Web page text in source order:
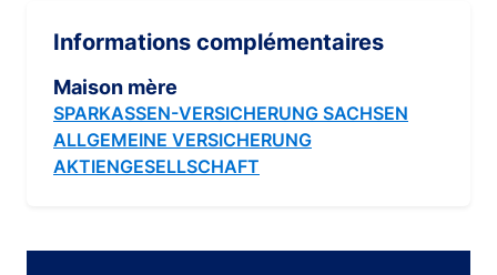
Informations complémentaires
Maison mère
SPARKASSEN-VERSICHERUNG SACHSEN
ALLGEMEINE VERSICHERUNG
AKTIENGESELLSCHAFT